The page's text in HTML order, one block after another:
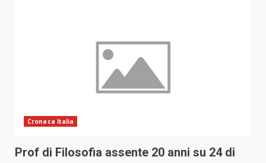
Cronaca Italia
Prof di Filosofia assente 20 anni su 24 di